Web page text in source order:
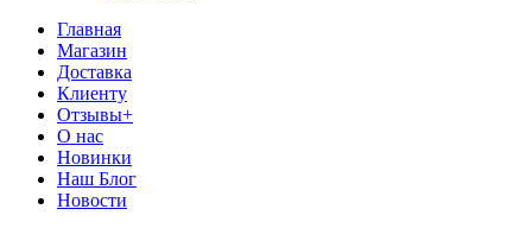
Главная
Магазин
Доставка
Клиенту
Отзывы+
О нас
Новинки
Наш Блог
Новости